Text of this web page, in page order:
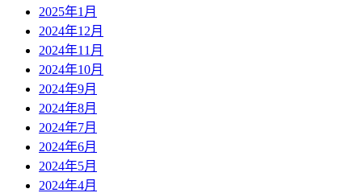
2025年1月
2024年12月
2024年11月
2024年10月
2024年9月
2024年8月
2024年7月
2024年6月
2024年5月
2024年4月